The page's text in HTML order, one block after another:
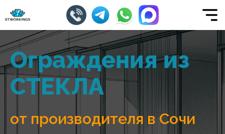
Ограждения из
СТЕКЛА
от производителя в Сочи